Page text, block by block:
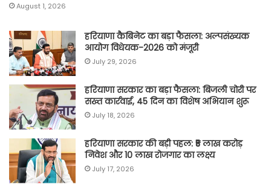
August 1, 2026
हरियाणा कैबिनेट का बड़ा फैसला: अल्पसंख्यक
आयोग विधेयक-2026 को मंजूरी
July 29, 2026
हरियाणा सरकार का बड़ा फैसला: बिजली चोरी पर
सख्त कार्रवाई, 45 दिन का विशेष अभियान शुरू
July 18, 2026
हरियाणा सरकार की बड़ी पहल: ₹5 लाख करोड़
निवेश और 10 लाख रोजगार का लक्ष्य
July 17, 2026